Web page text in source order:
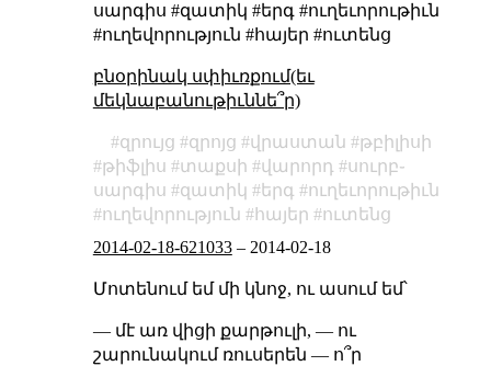
սարգիս #զատիկ #երգ #ուղեւորութիւն
#ուղեվորություն #հայեր #ուտենց
բնօրինակ սփիւռքում(եւ
մեկնաբանութիւննե՞ր)
զրույց զրոյց վրաստան
թբիլիսի
թիֆլիս
տաքսի վարորդ
սուրբ֊
սարգիս
զատիկ երգ
ուղեւորութիւն
ուղեվորություն
հայեր
ուտենց
2014-02-18-621033– 2014-02-18
Մոտենում եմ մի կնոջ, ու ասում եմ՝
— մէ առ վիցի քարթուլի, — ու
շարունակում ռուսերեն — ո՞ր